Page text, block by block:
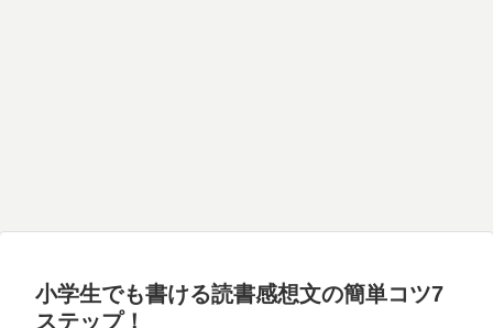
小学生でも書ける読書感想文の簡単コツ7
ステップ！